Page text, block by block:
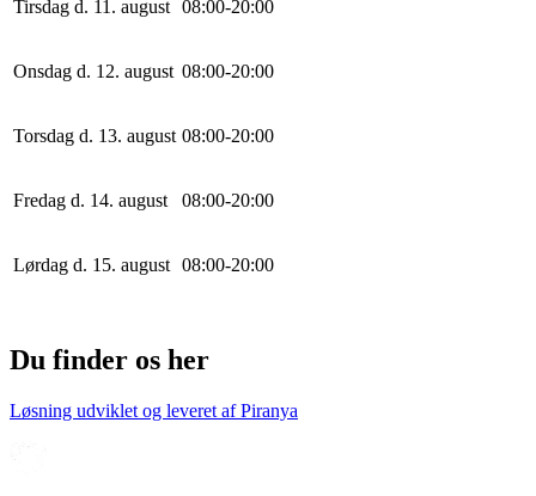
Tirsdag d. 11. august 08:00-20:00
Onsdag d. 12. august 08:00-20:00
Torsdag d. 13. august 08:00-20:00
Fredag d. 14. august 08:00-20:00
Lørdag d. 15. august 08:00-20:00
Du finder os her
Løsning udviklet og leveret afPiranya